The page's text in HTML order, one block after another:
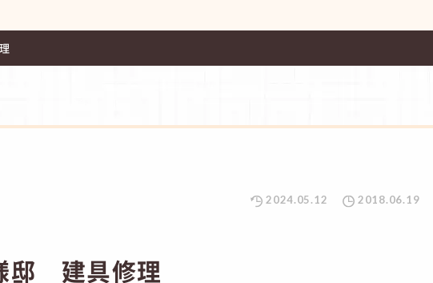
2024.05.12 2018.06.19
建具修理